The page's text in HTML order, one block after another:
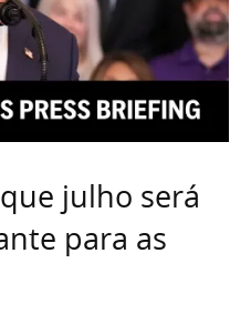
julho será
para as